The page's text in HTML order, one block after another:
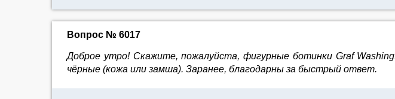
Вопрос № 6017
Доброе утро! Скажите, пожалуйста, фигурные ботинки Graf
чёрные (кожа или замша). Заранее, благодарны за быстрый ответ.